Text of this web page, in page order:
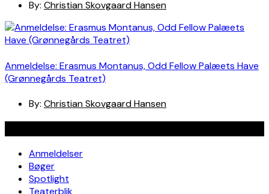
By: Christian Skovgaard Hansen
Anmeldelse: Erasmus Montanus, Odd Fellow Palæets Have
(Grønnegårds Teatret)
By: Christian Skovgaard Hansen
Anmeldelser
Bøger
Spotlight
Teaterblik